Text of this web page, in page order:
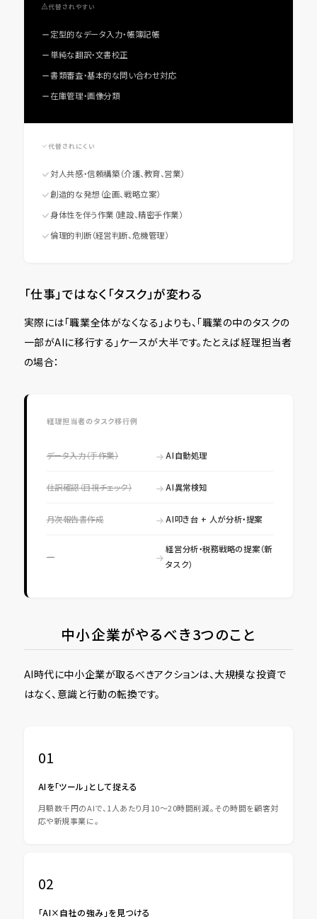
代替されやすい
定型的なデータ入力・帳簿記帳
単純な翻訳・文書校正
書類審査・基本的な問い合わせ対応
在庫管理・画像分類
代替されにくい
対人共感・信頼構築（介護、教育、営業）
創造的な発想（企画、戦略立案）
身体性を伴う作業（建設、精密手作業）
倫理的判断（経営判断、危機管理）
「仕事」ではなく「タスク」が変わる
実際には「職業全体がなくなる」よりも、「職業の中のタスクの
一部がAIに移行する」ケースが大半です。たとえば経理担当者
の場合：
経理担当者のタスク移行例
データ入力（手作業） AI自動処理
仕訳確認（目視チェック） AI異常検知
月次報告書作成 AI叩き台 + 人が分析・提案
―
経営分析・税務戦略の提案（新
タスク）
中小企業がやるべき3つのこと
AI時代に中小企業が取るべきアクションは、大規模な投資で
はなく、意識と行動の転換です。
01
AIを「ツール」として捉える
月額数千円のAIで、1人あたり月10〜20時間削減。その時間を顧客対
応や新規事業に。
02
「AI×自社の強み」を見つける